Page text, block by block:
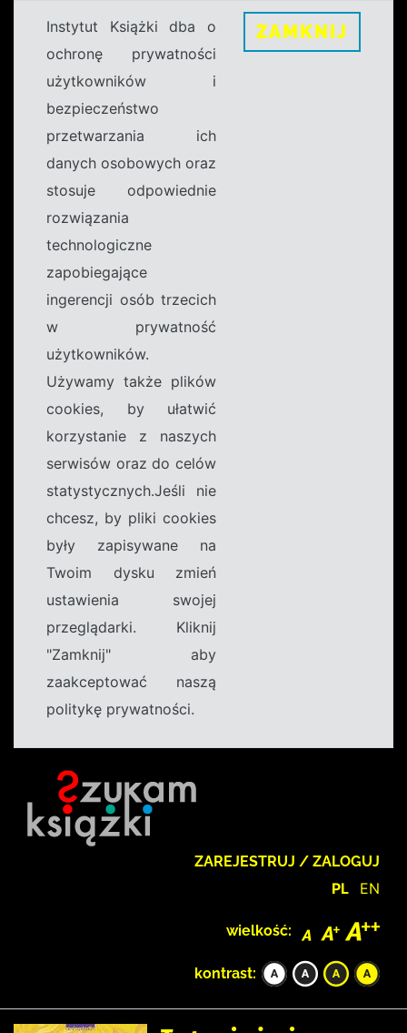
Instytut Książki dba o
ochronę prywatności
użytkowników i
bezpieczeństwo
przetwarzania ich
danych osobowych oraz
stosuje odpowiednie
rozwiązania
technologiczne
zapobiegające
ingerencji osób trzecich
w prywatność
użytkowników.
Używamy także plików
cookies, by ułatwić
korzystanie z naszych
serwisów oraz do celów
statystycznych.Jeśli nie
chcesz, by pliki cookies
były zapisywane na
Twoim dysku zmień
ustawienia swojej
przeglądarki. Kliknij
"Zamknij" aby
zaakceptować naszą
politykę prywatności.
ZAMKNIJ
ZAREJESTRUJ / ZALOGUJ
PL EN
wielkość:
kontrast: